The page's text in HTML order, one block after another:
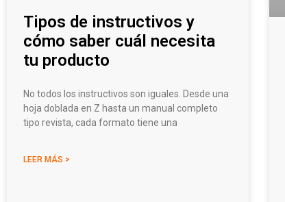
Tipos de instructivos y
cómo saber cuál necesita
tu producto
No todos los instructivos son iguales. Desde una
hoja doblada en Z hasta un manual completo
tipo revista, cada formato tiene una
LEER MÁS >